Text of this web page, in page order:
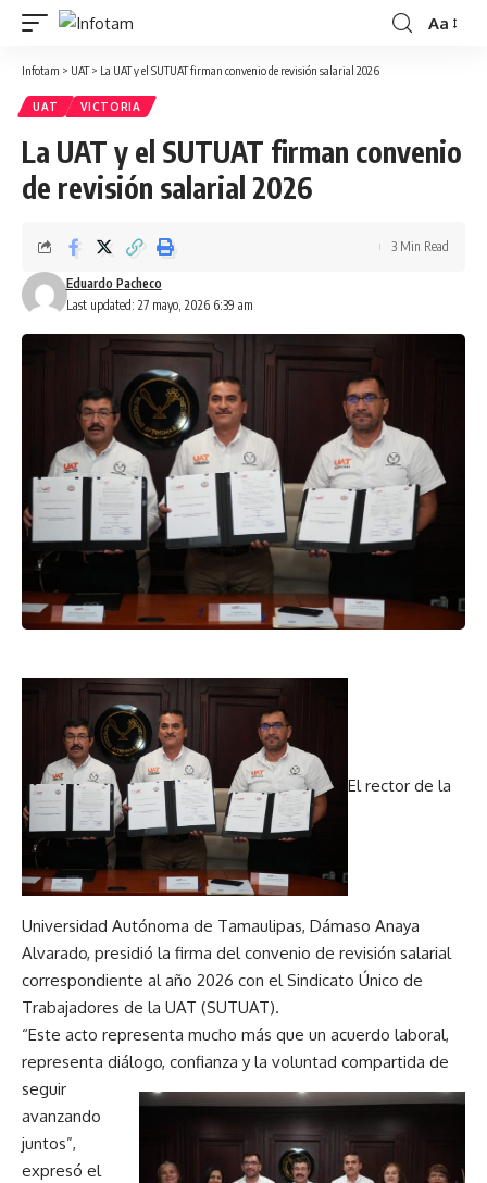
Aa
Infotam > UAT> La UAT y el SUTUAT firman convenio de revisión salarial 2026
UAT VICTORIA
La UAT y el SUTUAT firman convenio
de revisión salarial 2026
Last updated: 27 mayo, 2026 6:39 am
Eduardo Pacheco
3 Min Read
El rector de la
Universidad Autónoma de Tamaulipas, Dámaso Anaya
Alvarado, presidió la firma del convenio de revisión salarial
correspondiente al año 2026 con el Sindicato Único de
Trabajadores de la UAT (SUTUAT).
“Este acto representa mucho más que un acuerdo laboral,
representa diálogo, confianza y la voluntad compartida de
seguir
avanzando
juntos”,
expresó el